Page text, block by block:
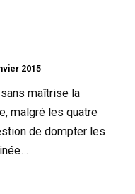
2015
maîtrise la
malgré les quatre
de dompter les